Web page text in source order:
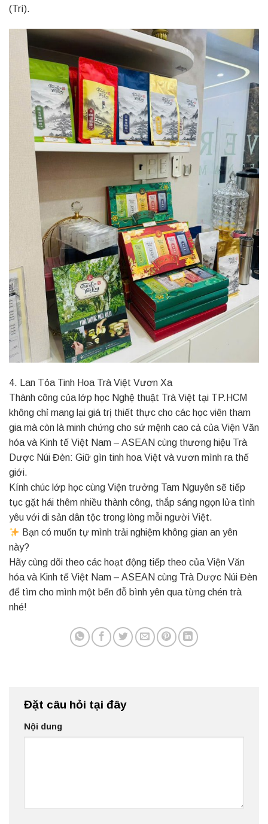
(Trí).
4. Lan Tỏa Tinh Hoa Trà Việt Vươn Xa
Thành công của lớp học Nghệ thuật Trà Việt tại TP.HCM
không chỉ mang lại giá trị thiết thực cho các học viên tham
gia mà còn là minh chứng cho sứ mệnh cao cả của Viện Văn
hóa và Kinh tế Việt Nam – ASEAN cùng thương hiệu Trà
Dược Núi Đèn: Giữ gìn tinh hoa Việt và vươn mình ra thế
giới.
Kính chúc lớp học cùng Viện trưởng Tam Nguyên sẽ tiếp
tục gặt hái thêm nhiều thành công, thắp sáng ngọn lửa tình
yêu với di sản dân tộc trong lòng mỗi người Việt.
Bạn có muốn tự mình trải nghiệm không gian an yên
này?
Hãy cùng dõi theo các hoạt động tiếp theo của Viện Văn
hóa và Kinh tế Việt Nam – ASEAN cùng Trà Dược Núi Đèn
để tìm cho mình một bến đỗ bình yên qua từng chén trà
nhé!
Đặt câu hỏi tại đây
Nội dung